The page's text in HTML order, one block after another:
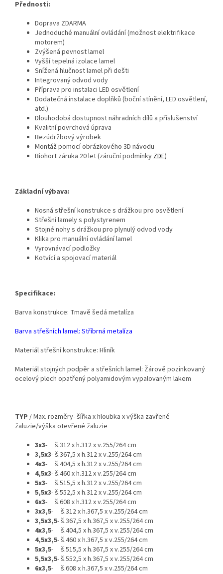
Přednosti:
Doprava ZDARMA
Jednoduché manuální ovládání (možnost elektrifikace
motorem)
Zvýšená pevnost lamel
Vyšší tepelná izolace lamel
Snížená hlučnost lamel při dešti
Integrovaný odvod vody
Příprava pro instalaci LED osvětlení
Dodatečná instalace doplňků (boční stínění, LED osvětlení,
atd.)
Dlouhodobá dostupnost náhradních dílů a příslušenství
Kvalitní povrchová úprava
Bezúdržbový výrobek
Montáž pomocí obrázkového 3D návodu
Biohort záruka 20 let (záruční podmínky ZDE)
Základní výbava:
Nosná střešní konstrukce s drážkou pro osvětlení
Střešní lamely s polystyrenem
Stojné nohy s drážkou pro plynulý odvod vody
Klika pro manuální ovládání lamel
Vyrovnávací podložky
Kotvící a spojovací materiál
Specifikace:
Barva konstrukce: Tmavě šedá metalíza
Barva střešních lamel: Stříbrná metalíza
Materiál střešní konstrukce: Hliník
Materiál stojných podpěr a střešních lamel: Žárově pozinkovaný
ocelový plech opatřený polyamidovým vypalovaným lakem
TYP / Max. rozměry- šířka x hloubka x výška zavřené
žaluzie/výška otevřené žaluzie
3x3- š.312 x h.312 x v.255/264 cm
3,5x3- š.367,5 x h.312 x v.255/264 cm
4x3- š.404,5 x h.312 x v.255/264 cm
4,5x3- š.460 x h.312 x v.255/264 cm
5x3- š.515,5 x h.312 x v.255/264 cm
5,5x3- š.552,5 x h.312 x v.255/264 cm
6x3- š.608 x h.312 x v.255/264 cm
3x3,5- š.312 x h.367,5 x v.255/264 cm
3,5x3,5- š.367,5 x h.367,5 x v.255/264 cm
4x3,5- š.404,5 x h.367,5 x v.255/264 cm
4,5x3,5- š.460 x h.367,5 x v.255/264 cm
5x3,5- š.515,5 x h.367,5 x v.255/264 cm
5,5x3,5- š.552,5 x h.367,5 x v.255/264 cm
6x3,5- š.608 x h.367,5 x v.255/264 cm